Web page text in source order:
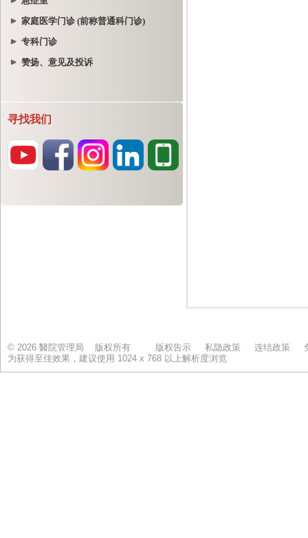
家庭医学门诊 (前称普通科门诊)
专科门诊
赞扬、意见及投诉
寻找我们
© 2026 醫院管理局 版权所有 版权告示 私隐政策 连结政策
为获得至佳效果，建议使用 1024 x 768 以上解析度浏览